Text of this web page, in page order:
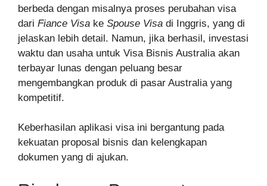
berbeda dengan misalnya proses perubahan visa
dari Fiance Visa ke Spouse Visa di Inggris, yang di
jelaskan lebih detail. Namun, jika berhasil, investasi
waktu dan usaha untuk Visa Bisnis Australia akan
terbayar lunas dengan peluang besar
mengembangkan produk di pasar Australia yang
kompetitif.
Keberhasilan aplikasi visa ini bergantung pada
kekuatan proposal bisnis dan kelengkapan
dokumen yang di ajukan.